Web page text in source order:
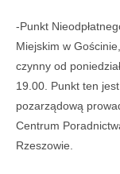
-Punkt
Miejskim w
czynny od
19.00. Punkt ten
pozarządową
Centrum
Rzeszowie.